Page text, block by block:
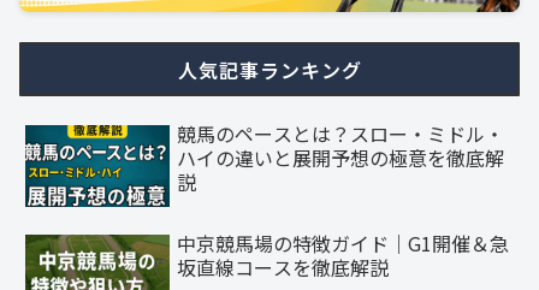
人気記事ランキング
競馬のペースとは？スロー・ミドル・
ハイの違いと展開予想の極意を徹底解
説
中京競馬場の特徴ガイド｜G1開催＆急
坂直線コースを徹底解説